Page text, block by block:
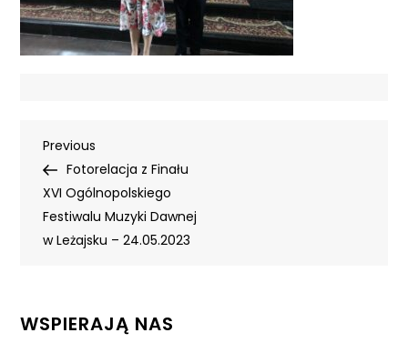
Nawigacja
wpisu
Previous
Post
Previous
Fotorelacja z Finału
XVI Ogólnopolskiego
Festiwalu Muzyki Dawnej
w Leżajsku – 24.05.2023
WSPIERAJĄ NAS